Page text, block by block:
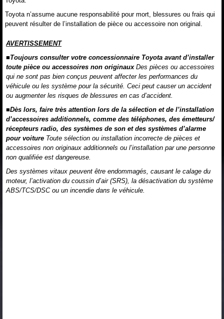
Toyota n’assume aucune responsabilité pour mort, blessures ou frais qui
peuvent résulter de l’installation de pièce ou accessoire non original.
AVERTISSEMENT
■Toujours consulter votre concessionnaire Toyota avant d’installer
toute pièce ou accessoires non originauxDes pièces ou accessoires
qui ne sont pas bien conçus peuvent affecter les performances du
véhicule ou les système pour la sécurité. Ceci peut causer un accident
ou augmenter les risques de blessures en cas d’accident.
■Dès lors, faire très attention lors de la sélection et de l’installation
d’accessoires additionnels, comme des téléphones, des émetteurs/
récepteurs radio, des systèmes de son et des systèmes d’alarme
pour voiture Toute sélection ou installation incorrecte de pièces et
accessoires non originaux additionnels ou l’installation par une personne
non qualifiée est dangereuse.
Des systèmes vitaux peuvent être endommagés, causant le calage du
moteur, l’activation du coussin d’air (SRS), la désactivation du système
ABS/TCS/DSC ou un incendie dans le véhicule.